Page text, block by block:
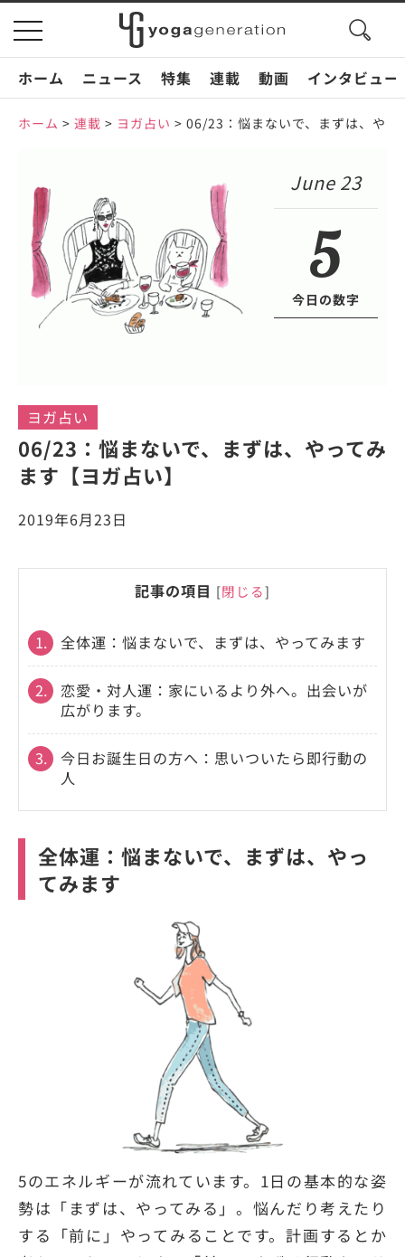
toggle
navigation
search
ホーム
ニュース 特集 連載 動画 インタビュー
ホーム > 連載 > ヨガ占い > 06/23：悩まないで、まずは、やっ
June 23
5
今日の数字
ヨガ占い
06/23：悩まないで、まずは、やってみ
ます【ヨガ占い】
2019年6月23日
記事の項目 [閉じる]
1. 全体運：悩まないで、まずは、やってみます
2.
恋愛・対人運：家にいるより外へ。出会いが
広がります。
3.
今日お誕生日の方へ：思いついたら即行動の
人
全体運：悩まないで、まずは、やっ
てみます
5のエネルギーが流れています。1日の基本的な姿
勢は「まずは、やってみる」。悩んだり考えたり
する「前に」やってみることです。計画するとか